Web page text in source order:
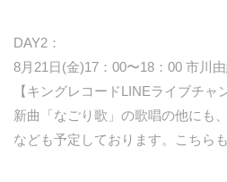
DAY2：
8月21日(金)17：00〜18：00 市川
【キングレコードLINEライブチャ
新曲「なごり歌」の歌唱の他にも
なども予定しております。こちら